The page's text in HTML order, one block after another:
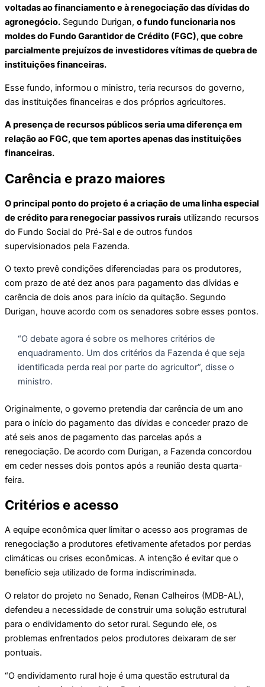
voltadas ao financiamento e à renegociação das dívidas do
agronegócio. Segundo Durigan, o fundo funcionaria nos
moldes do Fundo Garantidor de Crédito (FGC), que cobre
parcialmente prejuízos de investidores vítimas de quebra de
instituições financeiras.
Esse fundo, informou o ministro, teria recursos do governo,
das instituições financeiras e dos próprios agricultores.
A presença de recursos públicos seria uma diferença em
relação ao FGC, que tem aportes apenas das instituições
financeiras.
Carência e prazo maiores
O principal ponto do projeto é a criação de uma linha especial
de crédito para renegociar passivos rurais utilizando recursos
do Fundo Social do Pré-Sal e de outros fundos
supervisionados pela Fazenda.
O texto prevê condições diferenciadas para os produtores,
com prazo de até dez anos para pagamento das dívidas e
carência de dois anos para início da quitação. Segundo
Durigan, houve acordo com os senadores sobre esses pontos.
“O debate agora é sobre os melhores critérios de
enquadramento. Um dos critérios da Fazenda é que seja
identificada perda real por parte do agricultor”, disse o
ministro.
Originalmente, o governo pretendia dar carência de um ano
para o início do pagamento das dívidas e conceder prazo de
até seis anos de pagamento das parcelas após a
renegociação. De acordo com Durigan, a Fazenda concordou
em ceder nesses dois pontos após a reunião desta quarta-
feira.
Critérios e acesso
A equipe econômica quer limitar o acesso aos programas de
renegociação a produtores efetivamente afetados por perdas
climáticas ou crises econômicas. A intenção é evitar que o
benefício seja utilizado de forma indiscriminada.
O relator do projeto no Senado, Renan Calheiros (MDB-AL),
defendeu a necessidade de construir uma solução estrutural
para o endividamento do setor rural. Segundo ele, os
problemas enfrentados pelos produtores deixaram de ser
pontuais.
“O endividamento rural hoje é uma questão estrutural da